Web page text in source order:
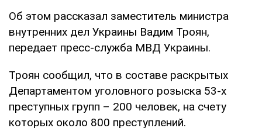
Об этом рассказал заместитель министра
внутренних дел Украины Вадим Троян,
передает пресс-служба МВД Украины.
Троян сообщил, что в составе раскрытых
Департаментом уголовного розыска 53-х
преступных групп – 200 человек, на счету
которых около 800 преступлений.